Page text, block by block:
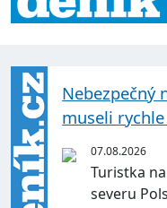
Nebezpečný
museli
07.08.2026
Turistka
severu